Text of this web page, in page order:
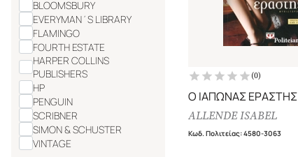
BLOOMSBURY
EVERYMAN΄S LIBRARY
FLAMINGO
FOURTH ESTATE
HARPER COLLINS
PUBLISHERS
HP
PENGUIN
SCRIBNER
SIMON & SCHUSTER
VINTAGE
(0)
Ο ΙΑΠΩΝΑΣ ΕΡΑΣΤΗΣ
ALLENDE ISABEL
Κωδ. Πολιτείας:4580-3063